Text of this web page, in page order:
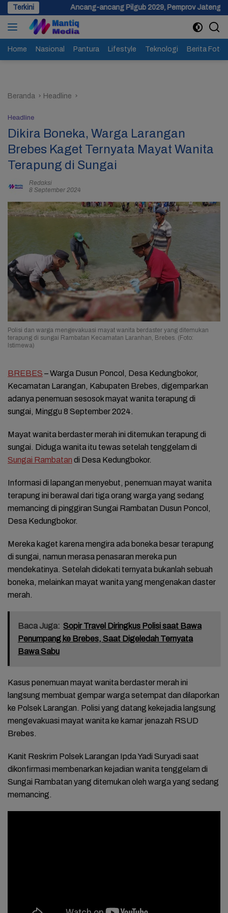
Langsung
ke
konten
Terkini
Ancang-ancang Pilgub 2029, Pemprov Jateng Siapkan Dana
Home Nasional Pantura Lifestyle Teknologi Berita Foto
Beranda Headline
Headline
Dikira Boneka, Warga Larangan
Brebes Kaget Ternyata Mayat Wanita
Terapung di Sungai
Redaksi
8 September 2024
Polisi dan warga mengevakuasi mayat wanita berdaster yang ditemukan
terapung di sungai Rambatan Kecamatan Laranhan, Brebes. (Foto:
Istimewa)
BREBES – Warga Dusun Poncol, Desa Kedungbokor,
Kecamatan Larangan, Kabupaten Brebes, digemparkan
adanya penemuan sesosok mayat wanita terapung di
sungai, Minggu 8 September 2024.
Mayat wanita berdaster merah ini ditemukan terapung di
sungai. Diduga wanita itu tewas setelah tenggelam di
Sungai Rambatan di Desa Kedungbokor.
Informasi di lapangan menyebut, penemuan mayat wanita
terapung ini berawal dari tiga orang warga yang sedang
memancing di pinggiran Sungai Rambatan Dusun Poncol,
Desa Kedungbokor.
Mereka kaget karena mengira ada boneka besar terapung
di sungai, namun merasa penasaran mereka pun
mendekatinya. Setelah didekati ternyata bukanlah sebuah
boneka, melainkan mayat wanita yang mengenakan daster
merah.
Baca Juga: Sopir Travel Diringkus Polisi saat Bawa
Penumpang ke Brebes, Saat Digeledah Ternyata
Bawa Sabu
Kasus penemuan mayat wanita berdaster merah ini
langsung membuat gempar warga setempat dan dilaporkan
ke Polsek Larangan. Polisi yang datang kekejadia langsung
mengevakuasi mayat wanita ke kamar jenazah RSUD
Brebes.
Kanit Reskrim Polsek Larangan Ipda Yadi Suryadi saat
dikonfirmasi membenarkan kejadian wanita tenggelam di
Sungai Rambatan yang ditemukan oleh warga yang sedang
memancing.